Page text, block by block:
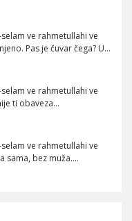
ve rahmetullahi ve
Pas je čuvar čega? U…
ve rahmetullahi ve
ti obaveza…
ve rahmetullahi ve
sama, bez muža.…